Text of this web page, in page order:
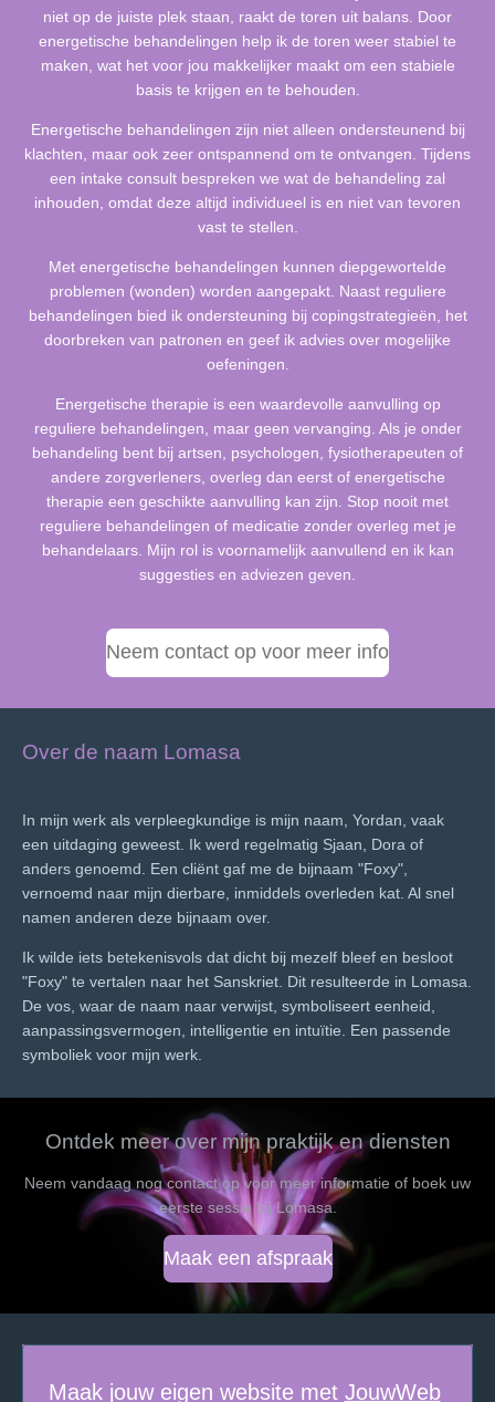
niet op de juiste plek staan, raakt de toren uit balans. Door
energetische behandelingen help ik de toren weer stabiel te
maken, wat het voor jou makkelijker maakt om een stabiele
basis te krijgen en te behouden.
Energetische behandelingen zijn niet alleen ondersteunend bij
klachten, maar ook zeer ontspannend om te ontvangen. Tijdens
een intake consult bespreken we wat de behandeling zal
inhouden, omdat deze altijd individueel is en niet van tevoren
vast te stellen.
Met energetische behandelingen kunnen diepgewortelde
problemen (wonden) worden aangepakt. Naast reguliere
behandelingen bied ik ondersteuning bij copingstrategieën, het
doorbreken van patronen en geef ik advies over mogelijke
oefeningen.
Energetische therapie is een waardevolle aanvulling op
reguliere behandelingen, maar geen vervanging. Als je onder
behandeling bent bij artsen, psychologen, fysiotherapeuten of
andere zorgverleners, overleg dan eerst of energetische
therapie een geschikte aanvulling kan zijn. Stop nooit met
reguliere behandelingen of medicatie zonder overleg met je
behandelaars. Mijn rol is voornamelijk aanvullend en ik kan
suggesties en adviezen geven.
Neem contact op voor meer info
Over de naam Lomasa
In mijn werk als verpleegkundige is mijn naam, Yordan, vaak
een uitdaging geweest. Ik werd regelmatig Sjaan, Dora of
anders genoemd. Een cliënt gaf me de bijnaam "Foxy",
vernoemd naar mijn dierbare, inmiddels overleden kat. Al snel
namen anderen deze bijnaam over.
Ik wilde iets betekenisvols dat dicht bij mezelf bleef en besloot
"Foxy" te vertalen naar het Sanskriet. Dit resulteerde in Lomasa
De vos, waar de naam naar verwijst, symboliseert eenheid,
aanpassingsvermogen, intelligentie en intuïtie. Een passende
symboliek voor mijn werk.
Ontdek meer over mijn praktijk en diensten
Neem vandaag nog contact op voor meer informatie of boek uw
eerste sessie bij Lomasa.
Maak een afspraak
Maak jouw eigen website met JouwWeb